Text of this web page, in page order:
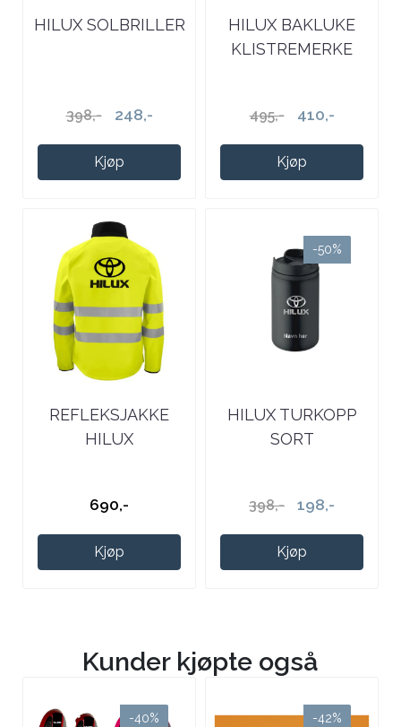
HILUX SOLBRILLER
398,- 248,-
Kjøp
HILUX BAKLUKE
KLISTREMERKE
495,- 410,-
Kjøp
REFLEKSJAKKE
HILUX
690,-
Kjøp
-50%
HILUX TURKOPP
SORT
398,- 198,-
Kjøp
Kunder kjøpte også
-40% -42%